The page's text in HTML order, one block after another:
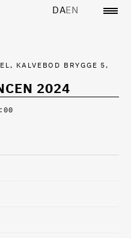
DAEN
2024
KALVEBOD BRYGGE 5,